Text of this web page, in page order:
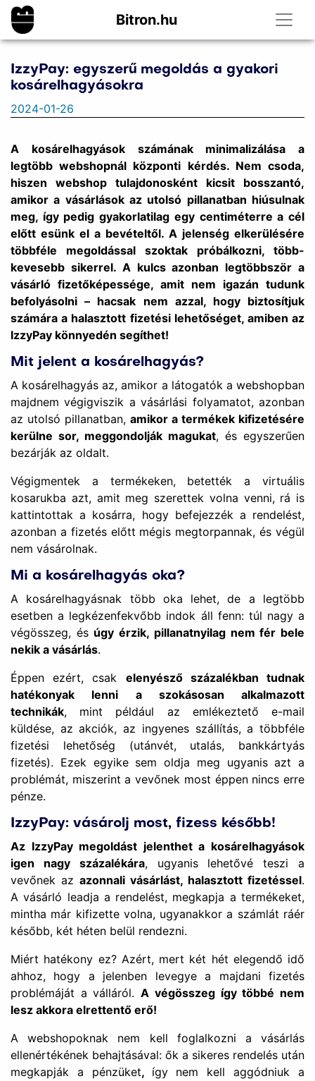
Bitron.hu
IzzyPay: egyszerű megoldás a gyakori
kosárelhagyásokra
2024-01-26
A kosárelhagyások számának minimalizálása a
legtöbb webshopnál központi kérdés. Nem csoda,
hiszen webshop tulajdonosként kicsit bosszantó,
amikor a vásárlások az utolsó pillanatban hiúsulnak
meg, így pedig gyakorlatilag egy centiméterre a cél
előtt esünk el a bevételtől. A jelenség elkerülésére
többféle megoldással szoktak próbálkozni, több-
kevesebb sikerrel. A kulcs azonban legtöbbször a
vásárló fizetőképessége, amit nem igazán tudunk
befolyásolni – hacsak nem azzal, hogy biztosítjuk
számára a halasztott fizetési lehetőséget, amiben az
IzzyPay könnyedén segíthet!
Mit jelent a kosárelhagyás?
A kosárelhagyás az, amikor a látogatók a webshopban
majdnem végigviszik a vásárlási folyamatot, azonban
az utolsó pillanatban, amikor a termékek kifizetésére
kerülne sor, meggondolják magukat, és egyszerűen
bezárják az oldalt.
Végigmentek a termékeken, betették a virtuális
kosarukba azt, amit meg szerettek volna venni, rá is
kattintottak a kosárra, hogy befejezzék a rendelést,
azonban a fizetés előtt mégis megtorpannak, és végül
nem vásárolnak.
Mi a kosárelhagyás oka?
A kosárelhagyásnak több oka lehet, de a legtöbb
esetben a legkézenfekvőbb indok áll fenn: túl nagy a
végösszeg, és úgy érzik, pillanatnyilag nem fér bele
nekik a vásárlás.
Éppen ezért, csak elenyésző százalékban tudnak
hatékonyak lenni a szokásosan alkalmazott
technikák, mint például az emlékeztető e-mail
küldése, az akciók, az ingyenes szállítás, a többféle
fizetési lehetőség (utánvét, utalás, bankkártyás
fizetés). Ezek egyike sem oldja meg ugyanis azt a
problémát, miszerint a vevőnek most éppen nincs erre
pénze.
IzzyPay: vásárolj most, fizess később!
Az IzzyPay megoldást jelenthet a kosárelhagyások
igen nagy százalékára, ugyanis lehetővé teszi a
vevőnek az azonnali vásárlást, halasztott fizetéssel.
A vásárló leadja a rendelést, megkapja a termékeket,
mintha már kifizette volna, ugyanakkor a számlát ráér
később, két héten belül rendezni.
Miért hatékony ez? Azért, mert két hét elegendő idő
ahhoz, hogy a jelenben levegye a majdani fizetés
problémáját a válláról.A végösszeg így többé nem
lesz akkora elrettentő erő!
A webshopoknak nem kell foglalkozni a vásárlás
ellenértékének behajtásával: ők a sikeres rendelés után
megkapják a pénzüket, így nem kell aggódniuk a